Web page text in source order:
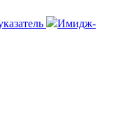
Имидж-